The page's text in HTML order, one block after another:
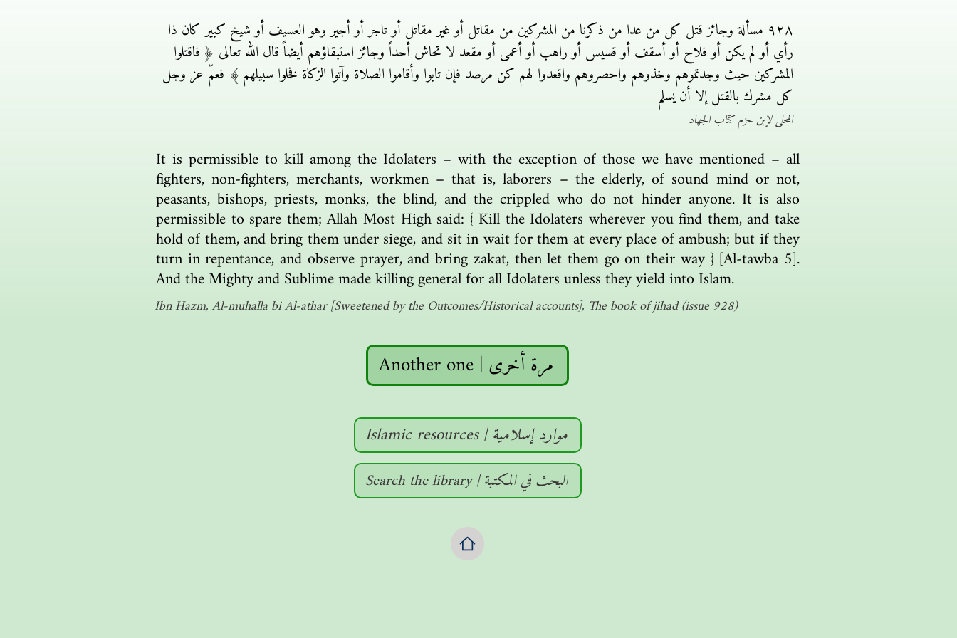
٩٢٨ مسألة وجائز قتل كل من عدا من ذكرنا من المشركين من مقاتل أو غير مقاتل أو تاجر أو أجير وهو العسيف أو شيخ كبير كان ذا
رأي أو لم يكن أو فلاح أو أسقف أو قسيس أو راهب أو أعمى أو مقعد لا تحاش أحداً وجائز استبقاؤهم أيضاً قال الله تعالى ﴿ فاقتلوا
المشركين حيث وجدتموهم وخذوهم واحصروهم واقعدوا لهم كن مرصد فإن تابوا وأقاموا الصلاة وآتوا الزكاة فخلوا سبيلهم ﴾ فعمّ عز وجل
كل مشرك بالقتل إلا أن يسلم
المحلى لإبن حزم كتاب الجهاد
It is permissible to kill among the Idolaters – with the exception of those we have mentioned – all
fighters, non-fighters, merchants, workmen – that is, laborers – the elderly, of sound mind or not,
peasants, bishops, priests, monks, the blind, and the crippled who do not hinder anyone. It is also
permissible to spare them; Allah Most High said: { Kill the Idolaters wherever you find them, and take
hold of them, and bring them under siege, and sit in wait for them at every place of ambush; but if they
turn in repentance, and observe prayer, and bring zakat, then let them go on their way } [Al-tawba 5].
And the Mighty and Sublime made killing general for all Idolaters unless they yield into Islam.
Ibn Hazm, Al-muhalla bi Al-athar [Sweetened by the Outcomes/Historical accounts], The book of jihad (issue 928)
Another one | مرة أخرى
Islamic resources | موارد إسلامية
Search the library | البحث في المكتبة